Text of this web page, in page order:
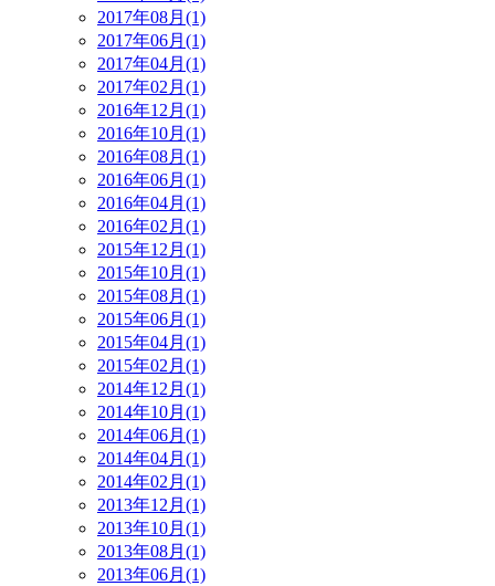
2017年08月(1)
2017年06月(1)
2017年04月(1)
2017年02月(1)
2016年12月(1)
2016年10月(1)
2016年08月(1)
2016年06月(1)
2016年04月(1)
2016年02月(1)
2015年12月(1)
2015年10月(1)
2015年08月(1)
2015年06月(1)
2015年04月(1)
2015年02月(1)
2014年12月(1)
2014年10月(1)
2014年06月(1)
2014年04月(1)
2014年02月(1)
2013年12月(1)
2013年10月(1)
2013年08月(1)
2013年06月(1)